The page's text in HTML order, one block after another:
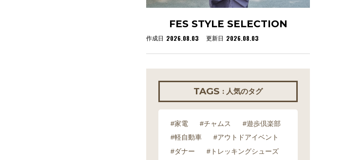
FES STYLE SELECTION
作成日 2026.08.03 更新日 2026.08.03
TAGS : 人気のタグ
#家電 #チャムス
#遊歩倶楽部
#軽自動車
#アウトドアイベント
#ダナー
#トレッキングシューズ